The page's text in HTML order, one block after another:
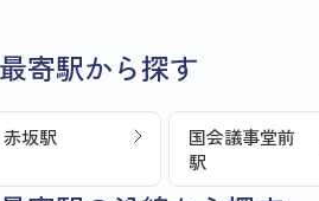
寄駅から探す
赤坂駅
国会議事堂前
駅